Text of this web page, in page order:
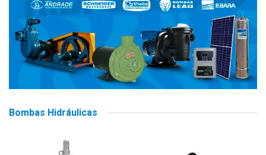
Bombas Hidráulicas